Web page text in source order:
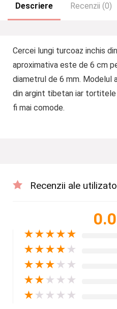
Descriere Recenzii (0)
Cercei lungi turcoaz inchis
aproximativa este de 6 cm
diametrul de 6 mm. Modelul
din argint tibetan iar tortitele
fi mai comode.
Recenzii ale
0.0
★★★★★
★★★★ ★
★★★ ★ ★
★★ ★ ★ ★
★ ★ ★ ★ ★